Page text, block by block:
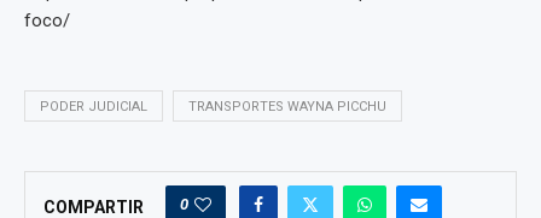
foco/
PODER JUDICIAL TRANSPORTES WAYNA PICCHU
COMPARTIR 0